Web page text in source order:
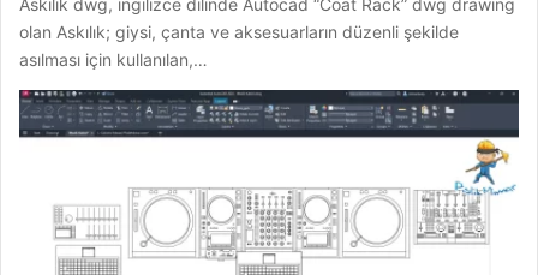
olan Askılık; giysi, çanta ve aksesuarların düzenli şekilde
asılması için kullanılan,…